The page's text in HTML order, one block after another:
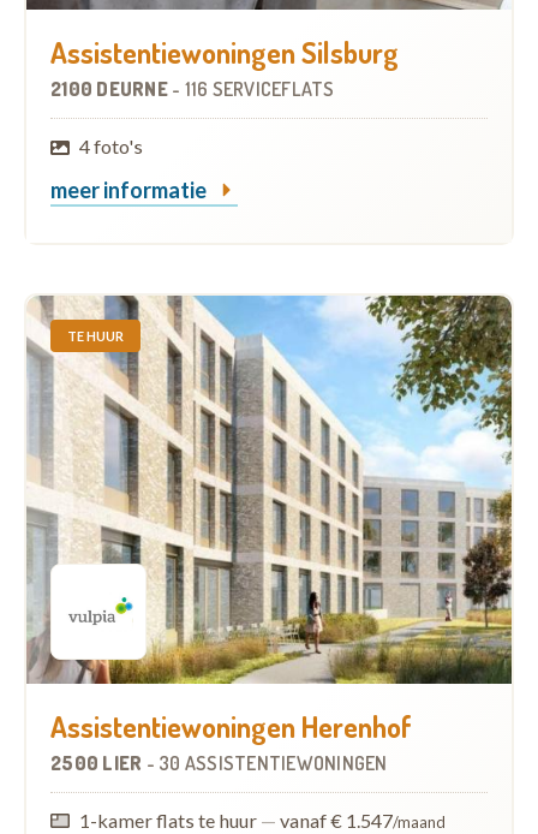
Assistentiewoningen Silsburg
2100 DEURNE - 116 SERVICEFLATS
4 foto's
meer informatie
TE HUUR
Assistentiewoningen Herenhof
2500 LIER - 30 ASSISTENTIEWONINGEN
1-kamer flats te huur — vanaf € 1.547/maand